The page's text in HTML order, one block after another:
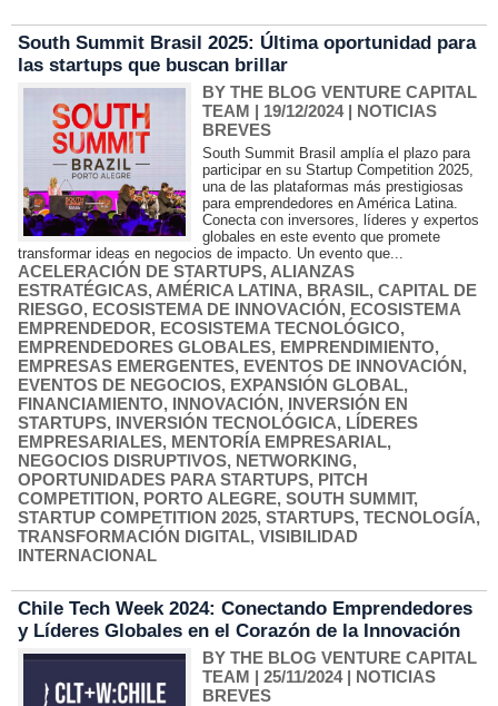
South Summit Brasil 2025: Última oportunidad para
las startups que buscan brillar
BY THE BLOG VENTURE CAPITAL
TEAM | 19/12/2024| NOTICIAS
BREVES
South Summit Brasil amplía el plazo para
participar en su Startup Competition 2025,
una de las plataformas más prestigiosas
para emprendedores en América Latina.
Conecta con inversores, líderes y expertos
globales en este evento que promete
transformar ideas en negocios de impacto. Un evento que...
ACELERACIÓN DE STARTUPS, ALIANZAS
ESTRATÉGICAS, AMÉRICA LATINA, BRASIL, CAPITAL DE
RIESGO, ECOSISTEMA DE INNOVACIÓN, ECOSISTEMA
EMPRENDEDOR, ECOSISTEMA TECNOLÓGICO,
EMPRENDEDORES GLOBALES, EMPRENDIMIENTO,
EMPRESAS EMERGENTES, EVENTOS DE INNOVACIÓN,
EVENTOS DE NEGOCIOS, EXPANSIÓN GLOBAL,
FINANCIAMIENTO, INNOVACIÓN, INVERSIÓN EN
STARTUPS, INVERSIÓN TECNOLÓGICA, LÍDERES
EMPRESARIALES, MENTORÍA EMPRESARIAL,
NEGOCIOS DISRUPTIVOS, NETWORKING,
OPORTUNIDADES PARA STARTUPS, PITCH
COMPETITION, PORTO ALEGRE, SOUTH SUMMIT,
STARTUP COMPETITION 2025, STARTUPS, TECNOLOGÍA,
TRANSFORMACIÓN DIGITAL, VISIBILIDAD
INTERNACIONAL
Chile Tech Week 2024: Conectando Emprendedores
y Líderes Globales en el Corazón de la Innovación
BY THE BLOG VENTURE CAPITAL
TEAM | 25/11/2024| NOTICIAS
BREVES